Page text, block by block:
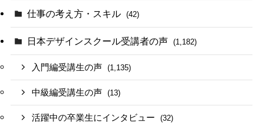
仕事の考え方・スキル (42)
日本デザインスクール受講者の声 (1,182)
入門編受講生の声 (1,135)
中級編受講生の声 (13)
活躍中の卒業生にインタビュー (32)